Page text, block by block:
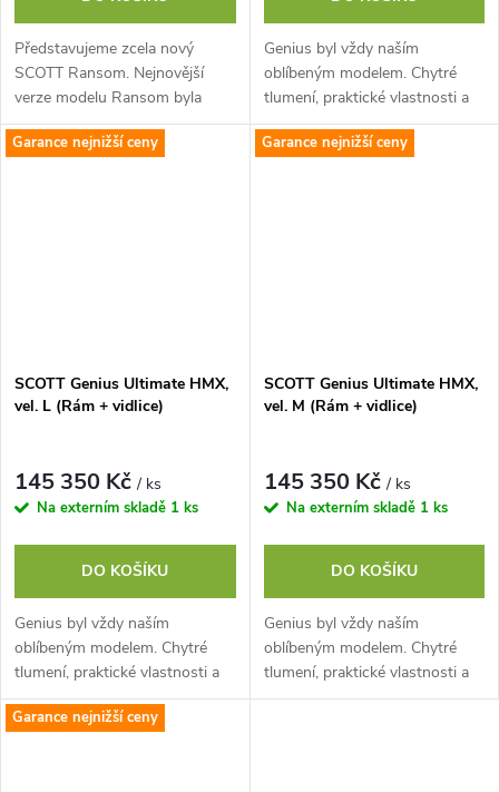
Představujeme zcela nový
SCOTT Ransom. Nejnovější
verze modelu Ransom byla
navržena na nekompromisní
sjezdový výkon a jistou jízdu za
Genius byl vždy naším
oblíbeným modelem. Chytré
tlumení, praktické vlastnosti a
nejvytříbenější design tvoří
neuvěřitelné trailové kolo,
Garance nejnižší ceny
SCOTT Genius Ultimate HMX,
vel. L (Rám + vidlice)
145 350 Kč/ ks
Na externím skladě 1 ks
DO KOŠÍKU
Genius byl vždy naším
oblíbeným modelem. Chytré
tlumení, praktické vlastnosti a
nejvytříbenější design tvoří
neuvěřitelné trailové kolo,
Garance nejnižší ceny
SCOTT Genius Ultimate HMX,
vel. M (Rám + vidlice)
145 350 Kč/ ks
Na externím skladě 1 ks
DO KOŠÍKU
Genius byl vždy naším
oblíbeným modelem. Chytré
tlumení, praktické vlastnosti a
nejvytříbenější design tvoří
Garance nejnižší ceny